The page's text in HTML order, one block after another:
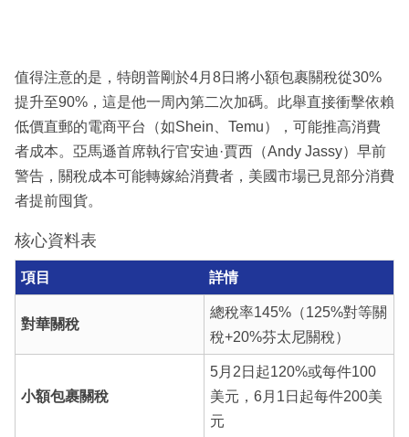
值得注意的是，特朗普剛於4月8日將小額包裹關稅從30%
提升至90%，這是他一周內第二次加碼。此舉直接衝擊依賴
低價直郵的電商平台（如Shein、Temu），可能推高消費
者成本。亞馬遜首席執行官安迪·賈西（Andy Jassy）早前
警告，關稅成本可能轉嫁給消費者，美國市場已見部分消費
者提前囤貨。
核心資料表
項目 詳情
對華關稅
總稅率145%（125%對等關
稅+20%芬太尼關稅）
小額包裹關稅
5月2日起120%或每件100
美元，6月1日起每件200美
元